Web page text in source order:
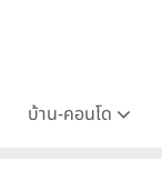
บ้าน-คอนโด